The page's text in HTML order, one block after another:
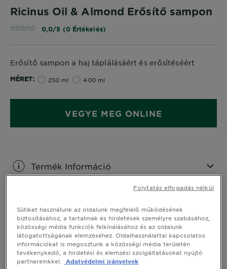
Ricinus Oil & Almond Erősítő sampon
0,0/5 (0 Értékelés)
Erősítő sampon a haj táplálásáért és erősítéséért
MÉRET 250 ml 400 ml
VEGYE MEG ONLINE
Termék Információ
Hogyan használd
CLOSE SUBPANEL
Termékbiztonság
Sütiket használunk az oldalunk megfelelő működésének
biztosításához, a tartalmak és hirdetések személyre szabásához,
közösségi média funkciók felkínálásához és az oldalunk
látogatottságának elemzéséhez. Oldalhasználattal kapcsolatos
információkat is megosztunk a közösségi média területén
tevékenykedő, a hirdetési és elemzési szolgáltatásokat nyújtó
partnereinkkel.
Adatvédelmi irányelvek
Folytatás elfogadás nélkül